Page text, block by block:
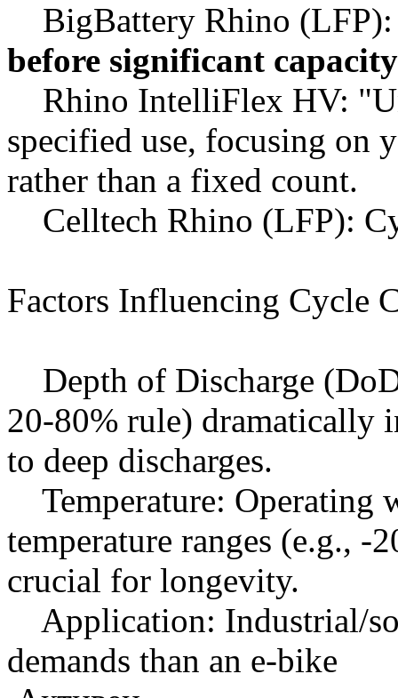
BigBattery Rhino
before significant
Rhino IntelliFlex HV:
specified use, focusing on
rather than a fixed count.
Celltech Rhino (LFP):
Factors Influencing Cycle
Depth of Discharge
20-80% rule) dramatically
to deep discharges.
Temperature: Operating
temperature ranges (e.g., -
crucial for longevity.
Application: Industrial/
demands than an e-bike